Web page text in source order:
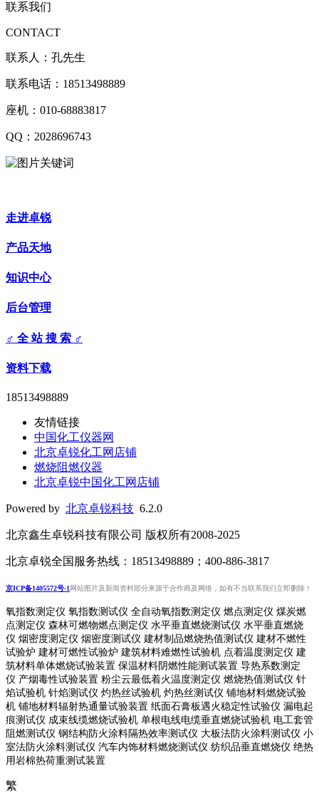
联系我们
CONTACT
联系人：孔先生
联系电话：18513498889
座机：010-68883817
QQ：2028696743
走进卓锐
产品天地
知识中心
后台管理
♂ 全 站 搜 索 ♂
资料下载
18513498889
友情链接
中国化工仪器网
北京卓锐化工网店铺
燃烧阻燃仪器
北京卓锐中国化工网店铺
Powered by 北京卓锐科技 6.2.0
北京鑫生卓锐科技有限公司 版权所有2008-2025
北京卓锐全国服务热线：18513498889；400-886-3817
京ICP备1405572号-1网站图片及新闻资料部分来源于合作商及网络，如有不当联系我们立即删除！
氧指数测定仪 氧指数测试仪 全自动氧指数测定仪 燃点测定仪 煤炭燃
点测定仪 森林可燃物燃点测定仪 水平垂直燃烧测试仪 水平垂直燃烧
仪 烟密度测定仪 烟密度测试仪 建材制品燃烧热值测试仪 建材不燃性
试验炉 建材可燃性试验炉 建筑材料难燃性试验机 点着温度测定仪 建
筑材料单体燃烧试验装置 保温材料阴燃性能测试装置 导热系数测定
仪 产烟毒性试验装置 粉尘云最低着火温度测定仪 燃烧热值测试仪 针
焰试验机 针焰测试仪 灼热丝试验机 灼热丝测试仪 铺地材料燃烧试验
机 铺地材料辐射热通量试验装置 纸面石膏板遇火稳定性试验仪 漏电起
痕测试仪 成束线缆燃烧试验机 单根电线电缆垂直燃烧试验机 电工套管
阻燃测试仪 钢结构防火涂料隔热效率测试仪 大板法防火涂料测试仪 小
室法防火涂料测试仪 汽车内饰材料燃烧测试仪 纺织品垂直燃烧仪 绝热
用岩棉热荷重测 试装置
繁